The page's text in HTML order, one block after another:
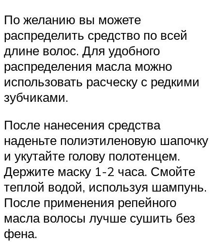
По желанию вы можете
распределить средство по всей
длине волос. Для удобного
распределения масла можно
использовать расческу с редкими
зубчиками.
После нанесения средства
наденьте полиэтиленовую шапочку
и укутайте голову полотенцем.
Держите маску 1-2 часа. Смойте
теплой водой, используя шампунь.
После применения репейного
масла волосы лучше сушить без
фена.